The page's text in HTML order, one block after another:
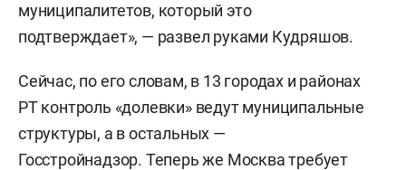
муниципалитетов, который это
подтверждает», — развел руками Кудряшов.
Сейчас, по его словам, в 13 городах и районах
РТ контроль «долевки» ведут муниципальные
структуры, а в остальных —
Госстройнадзор. Теперь же Москва требует